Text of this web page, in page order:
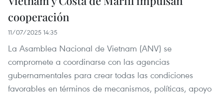
cooperación
11/07/2025 14:35
La Asamblea Nacional de Vietnam (ANV) se
compromete a coordinarse con las agencias
gubernamentales para crear todas las condiciones
favorables en términos de mecanismos, políticas, apoyo